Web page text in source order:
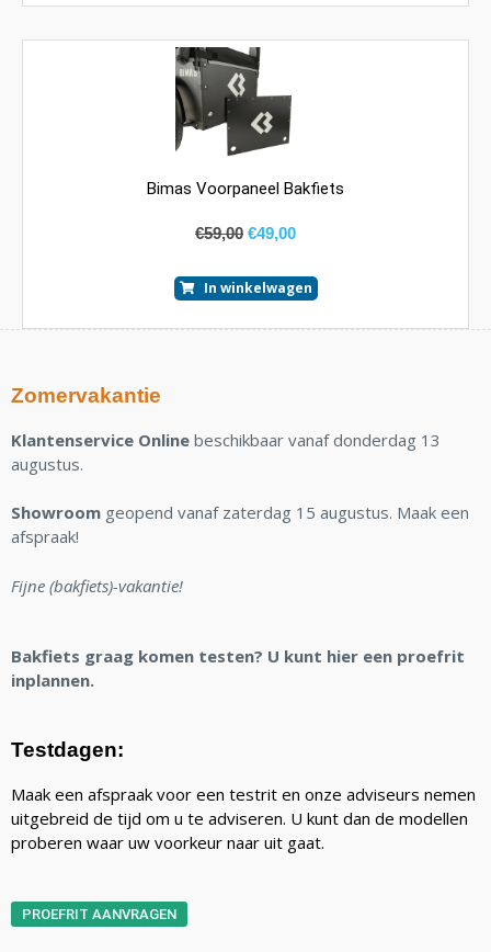
Bimas Voorpaneel Bakfiets
€59,00 €49,00
In winkelwagen
Zomervakantie
Klantenservice Online beschikbaar vanaf donderdag 13
augustus.
Showroom geopend vanaf zaterdag 15 augustus. Maak een
afspraak!
Fijne (bakfiets)-vakantie!
Bakfiets graag komen testen? U kunt hier een proefrit
inplannen.
Testdagen:
Maak een afspraak voor een testrit en onze adviseurs nemen
uitgebreid de tijd om u te adviseren. U kunt dan de modellen
proberen waar uw voorkeur naar uit gaat.
PROEFRIT AANVRAGEN